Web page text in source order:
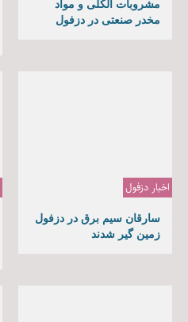
مشروبات الکلی و مواد
مخدر صنعتی در دزفول
اخبار دزفول
سارقان سیم برق در دزفول
زمین گیر شدند